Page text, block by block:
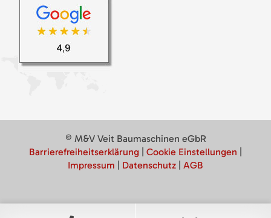
© M&V Veit Baumaschinen eGbR
Barrierefreiheitserklärung
Cookie Einstellungen
Impressum
Datenschutz AGB